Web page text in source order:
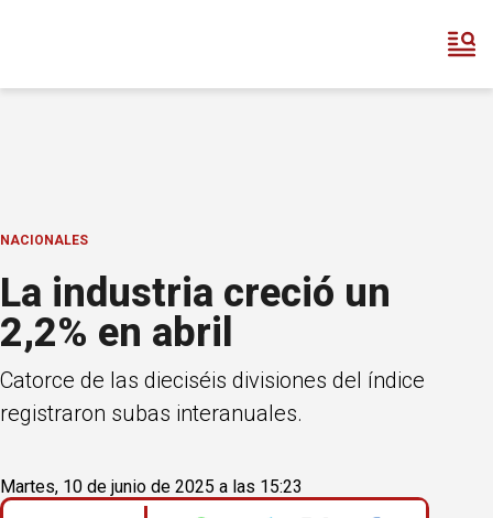
NACIONALES
La industria creció un
2,2% en abril
Catorce de las dieciséis divisiones del índice
registraron subas interanuales.
Martes, 10 de junio de 2025 a las 15:23